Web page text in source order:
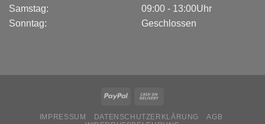
Samstag:
Sonntag:
09:00 - 13:00Uhr
Geschlossen
IMPRESSUM DATENSCHUTZERKLÄRUNG
AGB